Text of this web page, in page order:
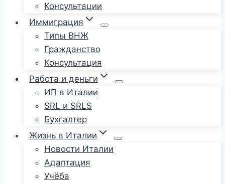
Консультации
Иммиграция
Типы ВНЖ
Гражданство
Консультация
Работа и деньги
ИП в Италии
SRL и SRLS
Бухгалтер
Жизнь в Италии
Новости Италии
Адаптация
Учёба